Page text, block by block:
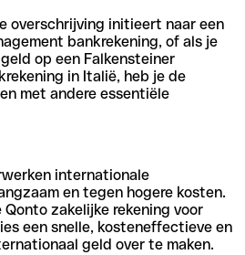
overschrijving initieert naar een
bankrekening, of als je
op een Falkensteiner
in Italië, heb je de
met andere essentiële
internationale
en tegen hogere kosten.
zakelijke rekening voor
een snelle, kosteneffectieve en
geld over te maken.